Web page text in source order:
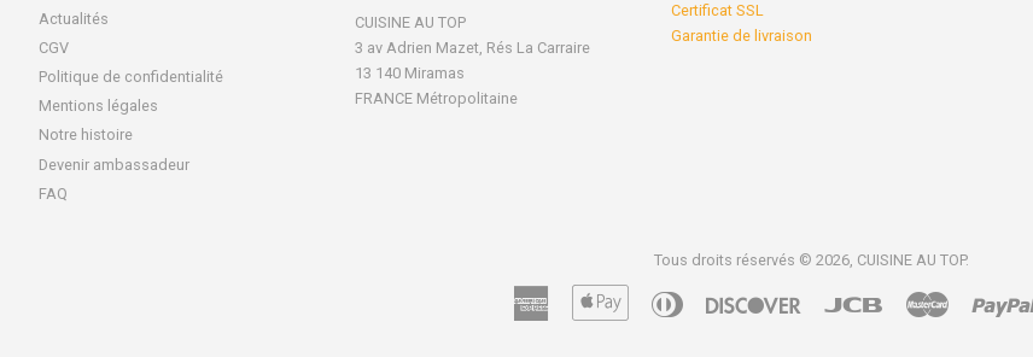
Actualités
CGV
Politique de confidentialité
Mentions légales
Notre histoire
Devenir ambassadeur
FAQ
CUISINE AU TOP
3 av Adrien Mazet, Rés La Carraire
13 140 Miramas
FRANCE Métropolitaine
Certificat SSL
Garantie de livraison
Tous droits réservés © 2026, CUISINE AU TOP.
American
Express
Apple
Diners
Discover Jcb Master